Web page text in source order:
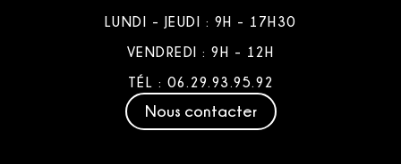
LUNDI - JEUDI : 9H - 17H30
VENDREDI : 9H - 12H
TÉL : 06.29.93.95.92
Nous contacter